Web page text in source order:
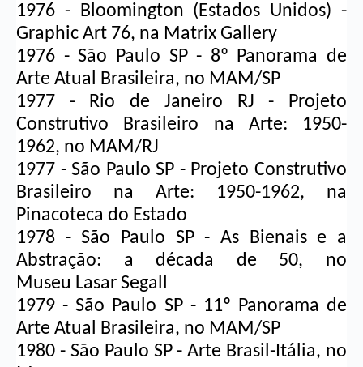
1976 - Bloomington (Estados Unidos) -
Graphic Art 76, na Matrix Gallery
1976 - São Paulo SP - 8º Panorama de
Arte Atual Brasileira, no MAM/SP
1977 - Rio de Janeiro RJ - Projeto
Construtivo Brasileiro na Arte: 1950-
1962, no MAM/RJ
1977 - São Paulo SP - Projeto Construtivo
Brasileiro na Arte: 1950-1962, na
Pinacoteca do Estado
1978 - São Paulo SP - As Bienais e a
Abstração: a década de 50, no
Museu Lasar Segall
1979 - São Paulo SP - 11º Panorama de
Arte Atual Brasileira, no MAM/SP
1980 - São Paulo SP - Arte Brasil-Itália, no